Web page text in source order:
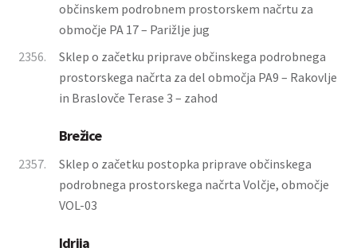
občinskem podrobnem prostorskem načrtu za
območje PA 17 – Parižlje jug
2356.
Sklep o začetku priprave občinskega podrobnega
prostorskega načrta za del območja PA9 – Rakovlje
in Braslovče Terase 3 – zahod
Brežice
2357.
Sklep o začetku postopka priprave občinskega
podrobnega prostorskega načrta Volčje, območje
VOL-03
Idrija